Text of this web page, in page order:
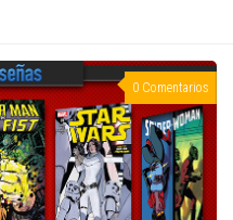
0 Comentarios